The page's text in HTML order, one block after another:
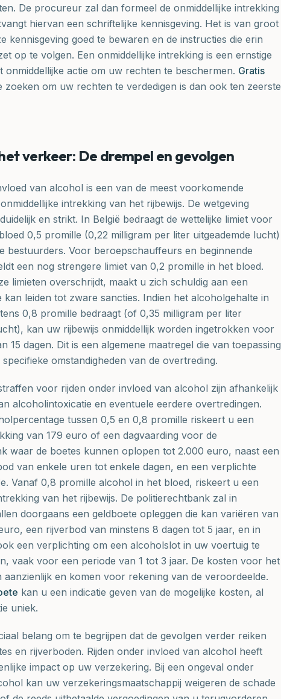
De procureur zal dan formeel de onmiddellijke intrekking
hiervan een schriftelijke kennisgeving. Het is van groot
kennisgeving goed te bewaren en de instructies die erin
op te volgen. Een onmiddellijke intrekking is een ernstige
onmiddellijke actie om uw rechten te beschermen. Gratis
zoeken om uw rechten te verdedigen is dan ook ten zeerste
verkeer: De drempel en gevolgen
van alcohol is een van de meest voorkomende
intrekking van het rijbewijs. De wetgeving
en strikt. In België bedraagt de wettelijke limiet voor
0,5 promille (0,22 milligram per liter uitgeademde lucht)
bestuurders. Voor beroepschauffeurs en beginnende
een nog strengere limiet van 0,2 promille in het bloed.
limieten overschrijdt, maakt u zich schuldig aan een
kan leiden tot zware sancties. Indien het alcoholgehalte in
0,8 promille bedraagt (of 0,35 milligram per liter
kan uw rijbewijs onmiddellijk worden ingetrokken voor
15 dagen. Dit is een algemene maatregel die van toepassing
omstandigheden van de overtreding.
voor rijden onder invloed van alcohol zijn afhankelijk
alcoholintoxicatie en eventuele eerdere overtredingen.
tussen 0,5 en 0,8 promille riskeert u een
van 179 euro of een dagvaarding voor de
waar de boetes kunnen oplopen tot 2.000 euro, naast een
van enkele uren tot enkele dagen, en een verplichte
Vanaf 0,8 promille alcohol in het bloed, riskeert u een
van het rijbewijs. De politierechtbank zal in
doorgaans een geldboete opleggen die kan variëren van
een rijverbod van minstens 8 dagen tot 5 jaar, en in
een verplichting om een alcoholslot in uw voertuig te
vaak voor een periode van 1 tot 3 jaar. De kosten voor het
aanzienlijk en komen voor rekening van de veroordeelde.
kan u een indicatie geven van de mogelijke kosten, al
uniek.
belang om te begrijpen dat de gevolgen verder reiken
en rijverboden. Rijden onder invloed van alcohol heeft
impact op uw verzekering. Bij een ongeval onder
kan uw verzekeringsmaatschappij weigeren de schade